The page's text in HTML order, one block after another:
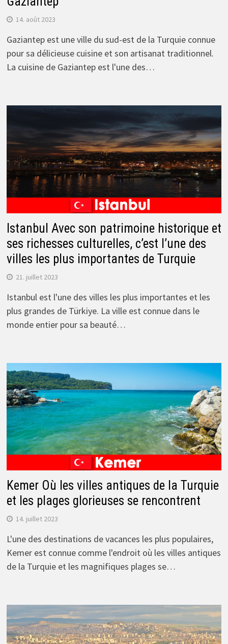
14. août 2023
Gaziantep est une ville du sud-est de la Turquie connue
pour sa délicieuse cuisine et son artisanat traditionnel.
La cuisine de Gaziantep est l'une des…
Istanbul Avec son patrimoine historique et
ses richesses culturelles, c’est l’une des
villes les plus importantes de Turquie
21. juillet 2023
Istanbul est l'une des villes les plus importantes et les
plus grandes de Türkiye. La ville est connue dans le
monde entier pour sa beauté…
Kemer Où les villes antiques de la Turquie
et les plages glorieuses se rencontrent
14. juillet 2023
L'une des destinations de vacances les plus populaires,
Kemer est connue comme l'endroit où les villes antiques
de la Turquie et les magnifiques plages se…